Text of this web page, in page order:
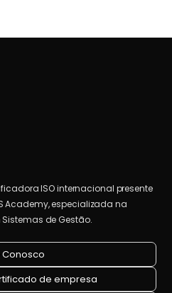
ISO internacional presente
Academy, especializada na
de Gestão.
Conosco
de empresa